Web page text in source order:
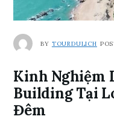
BY TOURDULICH
Kinh Nghiệm
Building Tại
Đêm